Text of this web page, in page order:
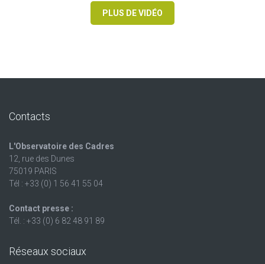
PLUS DE VIDÉO
Contacts
L'Observatoire des Cadres
12, rue des Dunes
75019 PARIS
Tél : +33 (0) 1 56 41 55 04
Contact presse :
Tél. : +33 (0) 6 82 48 91 89
Réseaux sociaux